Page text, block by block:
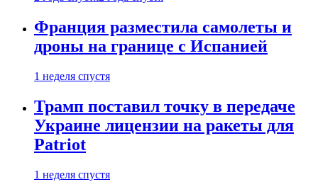
Франция разместила самолеты и
дроны на границе с Испанией
1 неделя спустя
Трамп поставил точку в передаче
Украине лицензии на ракеты для
Patriot
1 неделя спустя